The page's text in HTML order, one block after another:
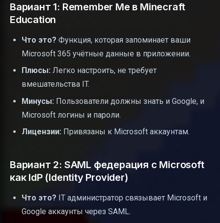
Вариант 1: Remember Me в Minecraft
Education
Что это? Функция, которая запоминает ваши
Microsoft 365 учётные данные в приложении.
Плюсы: Легко настроить, не требует
вмешательства IT.
Минусы: Пользователи должны знать и Google, и
Microsoft логины и пароли.
Лицензии: Привязаны к Microsoft аккаунтам.
Вариант 2: SAML федерация с Microsoft
как IdP (Identity Provider)
Что это? IT администратор связывает Microsoft и
Google аккаунты через SAML.